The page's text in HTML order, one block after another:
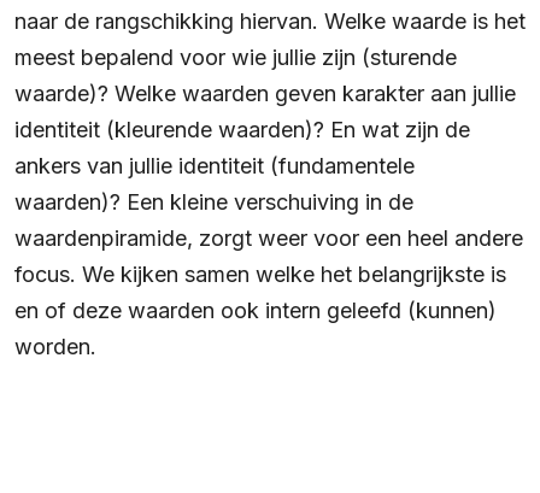
naar de rangschikking hiervan. Welke waarde is het
meest bepalend voor wie jullie zijn (sturende
waarde)? Welke waarden geven karakter aan jullie
identiteit (kleurende waarden)? En wat zijn de
ankers van jullie identiteit (fundamentele
waarden)? Een kleine verschuiving in de
waardenpiramide, zorgt weer voor een heel andere
focus. We kijken samen welke het belangrijkste is
en of deze waarden ook intern geleefd (kunnen)
worden.